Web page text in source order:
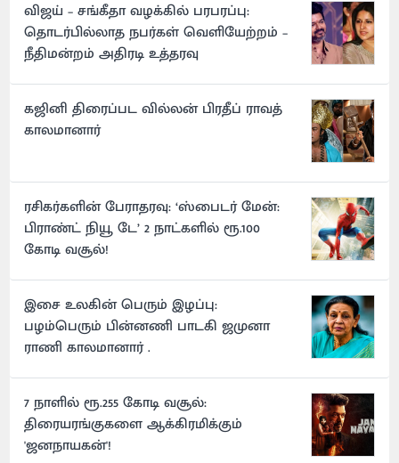
விஜய் – சங்கீதா வழக்கில் பரபரப்பு:
தொடர்பில்லாத நபர்கள் வெளியேற்றம் –
நீதிமன்றம் அதிரடி உத்தரவு
கஜினி திரைப்பட வில்லன் பிரதீப் ராவத்
காலமானார்
ரசிகர்களின் பேராதரவு: ‘ஸ்பைடர் மேன்:
பிராண்ட் நியூ டே’ 2 நாட்களில் ரூ.100
கோடி வசூல்!
இசை உலகின் பெரும் இழப்பு:
பழம்பெரும் பின்னணி பாடகி ஜமுனா
ராணி காலமானார் .
7 நாளில் ரூ.255 கோடி வசூல்:
திரையரங்குகளை ஆக்கிரமிக்கும்
'ஜனநாயகன்'!